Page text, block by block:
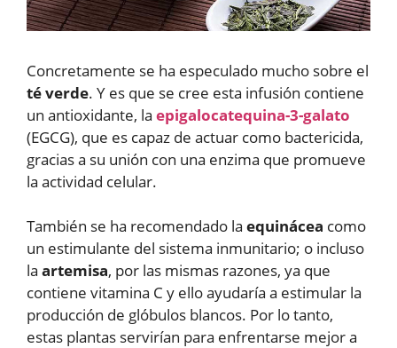
Concretamente se ha especulado mucho sobre el
té verde. Y es que se cree esta infusión contiene
un antioxidante, la epigalocatequina-3-galato
(EGCG), que es capaz de actuar como bactericida,
gracias a su unión con una enzima que promueve
la actividad celular.
También se ha recomendado la equinácea como
un estimulante del sistema inmunitario; o incluso
la artemisa, por las mismas razones, ya que
contiene vitamina C y ello ayudaría a estimular la
producción de glóbulos blancos. Por lo tanto,
estas plantas servirían para enfrentarse mejor a